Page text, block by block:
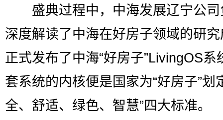
盛典过程中，中海发展辽宁公司
深度解读了中海在好房子领域的研
正式发布了中海“好房子”LivingOS系
套系统的内核便是国家为“好房子”划
全、舒适、绿色、智慧”四大标准。